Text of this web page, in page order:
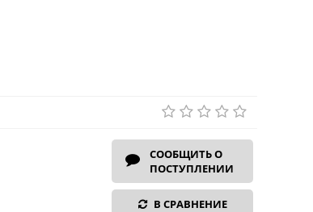
СООБЩИТЬ О
ПОСТУПЛЕНИИ
В СРАВНЕНИЕ